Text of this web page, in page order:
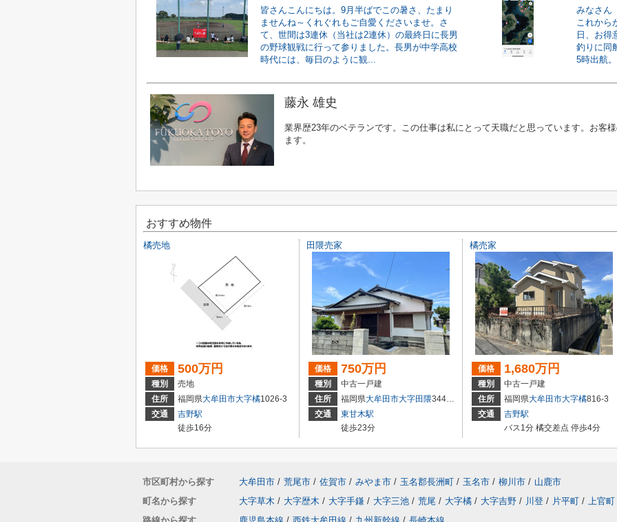
皆さんこんにちは。9月半ばでこの暑さ、たまり
ませんね～くれぐれもご自愛くださいませ。さ
て、世間は3連休（当社は2連休）の最終日に長男
の野球観戦に行って参りました。長男が中学高校
時代には、毎日のように観...
みなさん
これから
日、お
釣りに同
5時出航
藤永 雄史
業界歴23年のベテランです。この仕事は私にとって天職だと思っています。お客
ます。
おすすめ物件
橘売地
価格 500万円
種別
売地
住所
福岡県大牟田市大字橘1026-3
交通
吉野駅
徒歩16分
田隈売家
価格 750万円
種別
中古一戸建
住所
福岡県大牟田市大字田隈344番12
交通
東甘木駅
徒歩23分
橘売家
価格 1,680万円
種別
中古一戸建
住所
福岡県大牟田市大字橘816-3
交通
吉野駅
バス1分 橘交差点 停歩4分
市区町村から探す 大牟田市 / 荒尾市 / 佐賀市 / みやま市 / 玉名郡長洲町 / 玉名市 / 柳川市 / 山鹿市
町名から探す
大字草木 / 大字歴木 / 大字手鎌 / 大字三池 / 荒尾 / 大字橘 / 大字吉野 / 川登 / 片平町 /
上官町